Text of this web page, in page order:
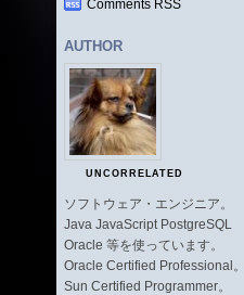
Comments RSS
AUTHOR
UNCORRELATED
ソフトウェア・エンジニア。
Java JavaScript PostgreSQL
Oracle 等を使っています。
Oracle Certified Professional。
Sun Certified Programmer。